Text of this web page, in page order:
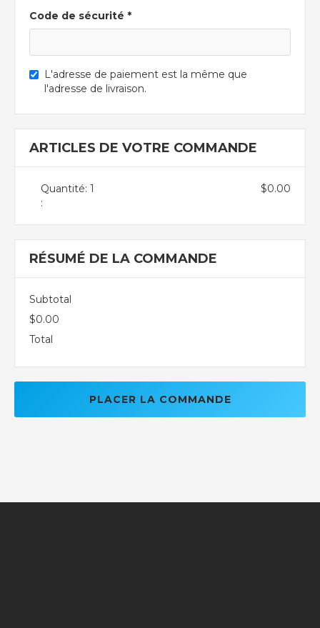
Code de sécurité *
L'adresse de paiement est la même que
l'adresse de livraison.
ARTICLES DE VOTRE COMMANDE
1
:
$0.00
RÉSUMÉ DE LA COMMANDE
Subtotal
$0.00
Total
PLACER LA COMMANDE